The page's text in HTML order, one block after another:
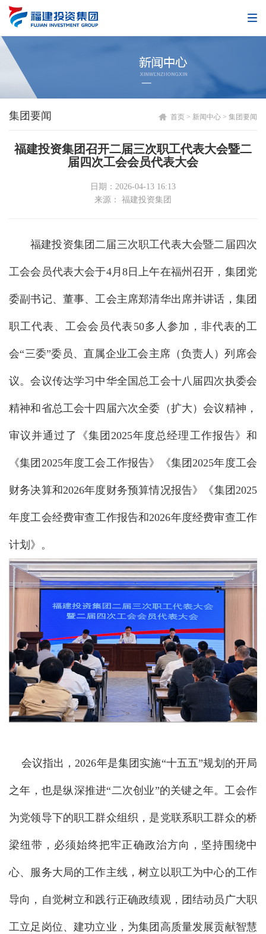
集团要闻 首页 > 新闻中心 > 集团要闻
福建投资集团召开二届三次职工代表大会暨二
届四次工会会员代表大会
日期：2026-04-13 16:13
来源： 福建投资集团
福建投资集团二届三次职工代表大会暨二届四次
工会会员代表大会于4月8日上午在福州召开，集团党
委副书记、董事、工会主席郑清华出席并讲话，集团
职工代表、工会会员代表50多人参加，非代表的工
会“三委”委员、直属企业工会主席（负责人）列席会
议。会议传达学习中华全国总工会十八届四次执委会
精神和省总工会十四届六次全委（扩大）会议精神，
审议并通过了《集团2025年度总经理工作报告》和
《集团2025年度工会工作报告》《集团2025年度工会
财务决算和2026年度财务预算情况报告》《集团2025
年度工会经费审查工作报告和2026年度经费审查工作
计划》。
会议指出，2026年是集团实施“十五五”规划的开局
之年，也是纵深推进“二次创业”的关键之年。工会作
为党领导下的职工群众组织，是党联系职工群众的桥
梁纽带，必须始终把牢正确政治方向，坚持围绕中
心、服务大局的工作主线，树立以职工为中心的工作
导向，自觉树立和践行正确政绩观，团结动员广大职
工立足岗位、建功立业，为集团高质量发展贡献智慧